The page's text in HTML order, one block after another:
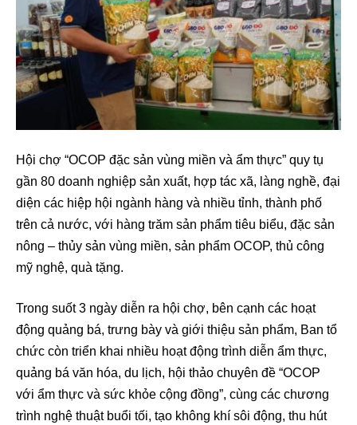
Hội chợ “OCOP đặc sản vùng miền và ẩm thực” quy tụ
gần 80 doanh nghiệp sản xuất, hợp tác xã, làng nghề, đại
diện các hiệp hội ngành hàng và nhiều tỉnh, thành phố
trên cả nước, với hàng trăm sản phẩm tiêu biểu, đặc sản
nông – thủy sản vùng miền, sản phẩm OCOP, thủ công
mỹ nghệ, quà tặng.
Trong suốt 3 ngày diễn ra hội chợ, bên cạnh các hoạt
động quảng bá, trưng bày và giới thiệu sản phẩm, Ban tổ
chức còn triển khai nhiều hoạt động trình diễn ẩm thực,
quảng bá văn hóa, du lịch, hội thảo chuyên đề “OCOP
với ẩm thực và sức khỏe cộng đồng”, cùng các chương
trình nghệ thuật buổi tối, tạo không khí sôi động, thu hút